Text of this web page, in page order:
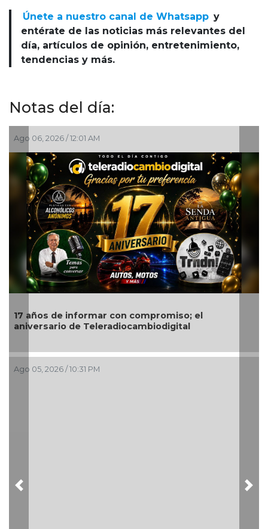
Únete a nuestro canal de Whatsapp y
entérate de las noticias más relevantes del
día, artículos de opinión, entretenimiento,
tendencias y más.
Notas del día:
Ago 06, 2026 / 12:01 AM
17 años de informar con compromiso; el
aniversario de Teleradiocambiodigital
Ago 05, 2026 / 10:31 PM
Previous